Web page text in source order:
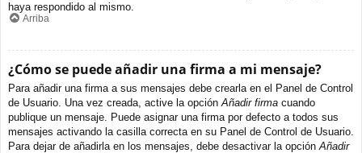
haya respondido al mismo.
Arriba
¿Cómo se puede añadir una firma a mi mensaje?
Para añadir una firma a sus mensajes debe crearla en el Panel de Control
de Usuario. Una vez creada, active la opción Añadir firma cuando
publique un mensaje. Puede asignar una firma por defecto a todos sus
mensajes activando la casilla correcta en su Panel de Control de Usuario.
Para dejar de añadirla en los mensajes, debe desactivar la opción Añadir